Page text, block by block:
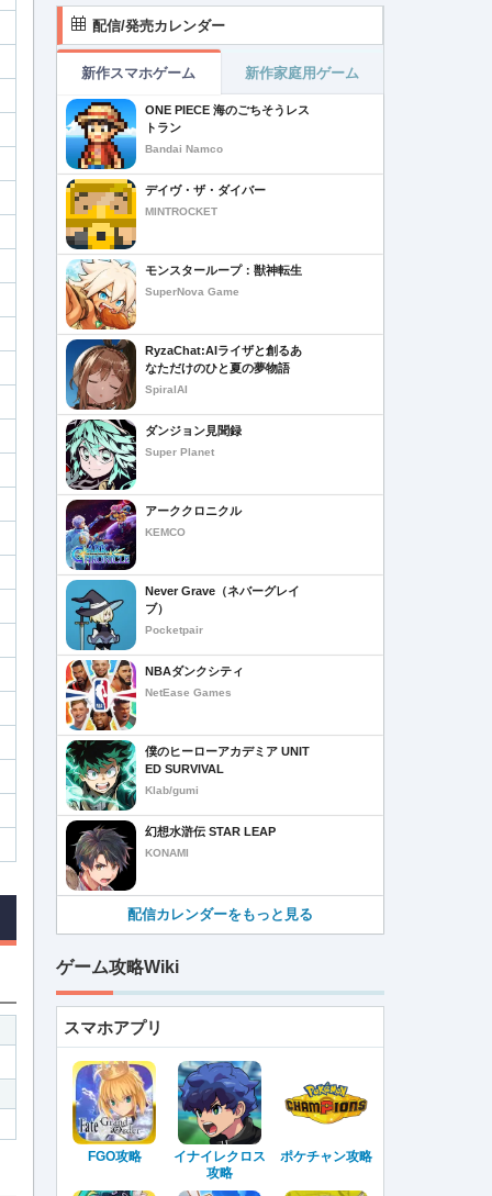
配信/発売カレンダー
新作スマホゲーム 新作家庭用ゲーム
ONE PIECE 海のごちそうレス
トラン
Bandai Namco
デイヴ・ザ・ダイバー
MINTROCKET
モンスターループ：獣神転生
SuperNova Game
RyzaChat:AIライザと創るあ
なただけのひと夏の夢物語
SpiralAI
ダンジョン見聞録
Super Planet
アーククロニクル
KEMCO
Never Grave（ネバーグレイ
ブ）
Pocketpair
NBAダンクシティ
NetEase Games
僕のヒーローアカデミア UNIT
ED SURVIVAL
Klab/gumi
幻想水滸伝 STAR LEAP
KONAMI
配信カレンダーをもっと見る
ゲーム攻略Wiki
スマホアプリ
FGO攻略
イナイレクロス
攻略
ポケチャン攻略